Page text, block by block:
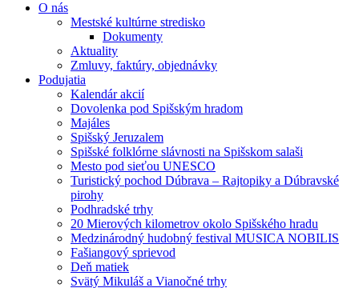
O nás
Mestské kultúrne stredisko
Dokumenty
Aktuality
Zmluvy, faktúry, objednávky
Podujatia
Kalendár akcií
Dovolenka pod Spišským hradom
Majáles
Spišský Jeruzalem
Spišské folklórne slávnosti na Spišskom salaši
Mesto pod sieťou UNESCO
Turistický pochod Dúbrava – Rajtopiky a Dúbravské
pirohy
Podhradské trhy
20 Mierových kilometrov okolo Spišského hradu
Medzinárodný hudobný festival MUSICA NOBILIS
Fašiangový sprievod
Deň matiek
Svätý Mikuláš a Vianočné trhy